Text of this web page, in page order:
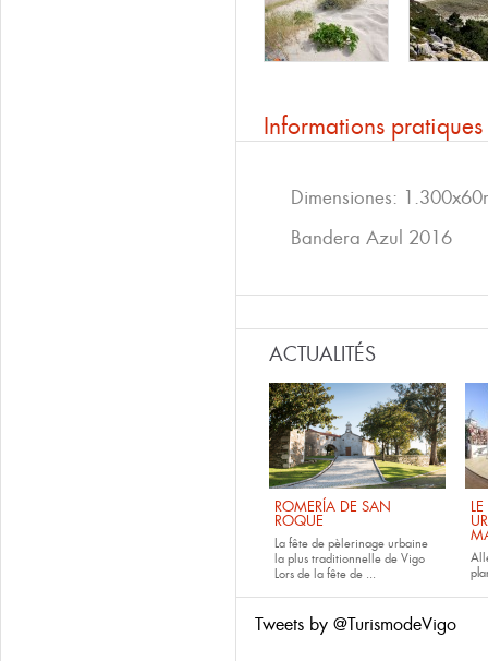
Informations pratiques
Dimensiones:
Bandera Azul 2016
ACTUALITÉS
ROMERÍA DE SAN
ROQUE
La fête de pèlerinage urbaine
la plus traditionnelle de Vigo
Lors de la fête de ...
Tweets by @TurismodeVigo